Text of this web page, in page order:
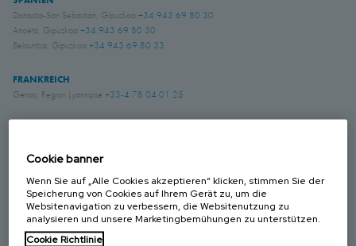
Donostia-San Sebastián, Gipuzkoa +34 943 69 80 30
Anoeta, Gipuzkoa +34 943 69 80 30
Belauntza, Gipuzkoa +34 943 69 80 33
FRANKREICH
Genas, Region Lyonnaise +33-4 78 04 01 25
GROSS BRITANIEN
Chichester, West Sussex+44 (0) 1243 810240
Eastwood, Nottingham+44 (0) 115 9324046
Cookie banner
Wenn Sie auf „Alle Cookies akzeptieren“ klicken, stimmen Sie der
Speicherung von Cookies auf Ihrem Gerät zu, um die
Websitenavigation zu verbessern, die Websitenutzung zu
analysieren und unsere Marketingbemühungen zu unterstützen.
Cookie Richtlinie